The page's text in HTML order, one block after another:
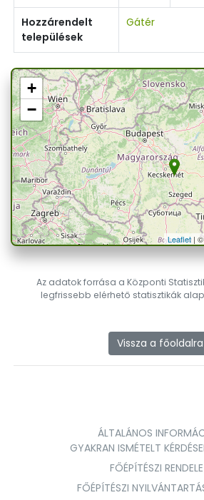
Hozzárendelt
települések
Gátér
+
−
Leaflet| ©
Az adatok forrása a Központi
legfrissebb elérhető statisztikák
Vissza a főoldalra
ÁLTALÁNOS
GYAKRAN ISMÉTELT
FŐÉPÍTÉSZI
FŐÉPÍTÉSZI